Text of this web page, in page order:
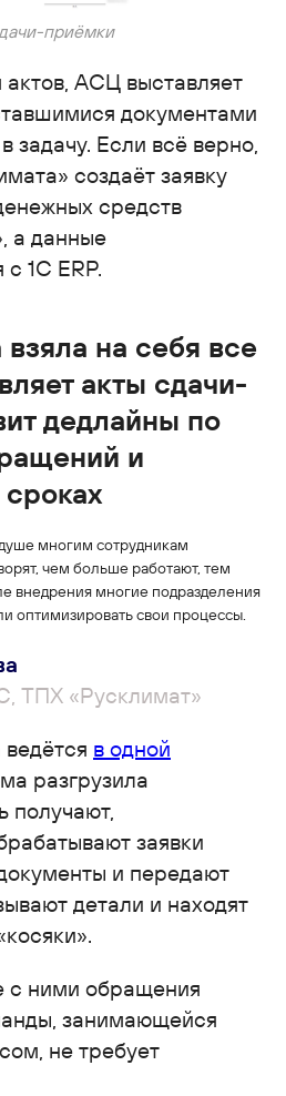
приёмки
АСЦ выставляет
документами
задачу. Если всё верно,
создаёт заявку
средств
а данные
1С ERP.
на себя все
акты сдачи-
дедлайны по
и
многим сотрудникам
чем больше работают, тем
внедрения многие подразделения
оптимизировать свои процессы.
ТПХ «Русклимат»
в одной
разгрузила
получают,
заявки
и передают
детали и находят
с ними обращения
занимающейся
не требует